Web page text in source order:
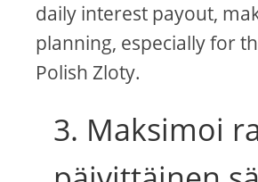
daily interest payout,
planning, especially for
Polish Zloty.
3. Maksimoi